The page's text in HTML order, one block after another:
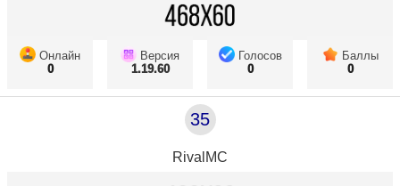
Онлайн
0
Версия
1.19.60
Голосов
0
Баллы
0
35
RivalMC